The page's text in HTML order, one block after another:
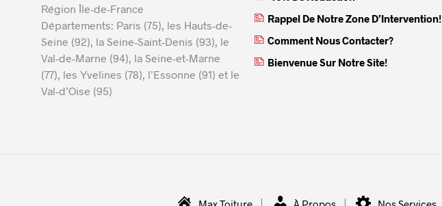
Région Île-de-France
Départements: Paris (75), les Hauts-de-
Seine (92), la Seine-Saint-Denis (93), le
Val-de-Marne (94), la Seine-et-Marne
(77), les Yvelines (78), l’Essonne (91) et le
Val-d’Oise (95)
Rappel De Notre Zone D’Intervention!
Comment Nous Contacter?
Bienvenue Sur Notre Site!